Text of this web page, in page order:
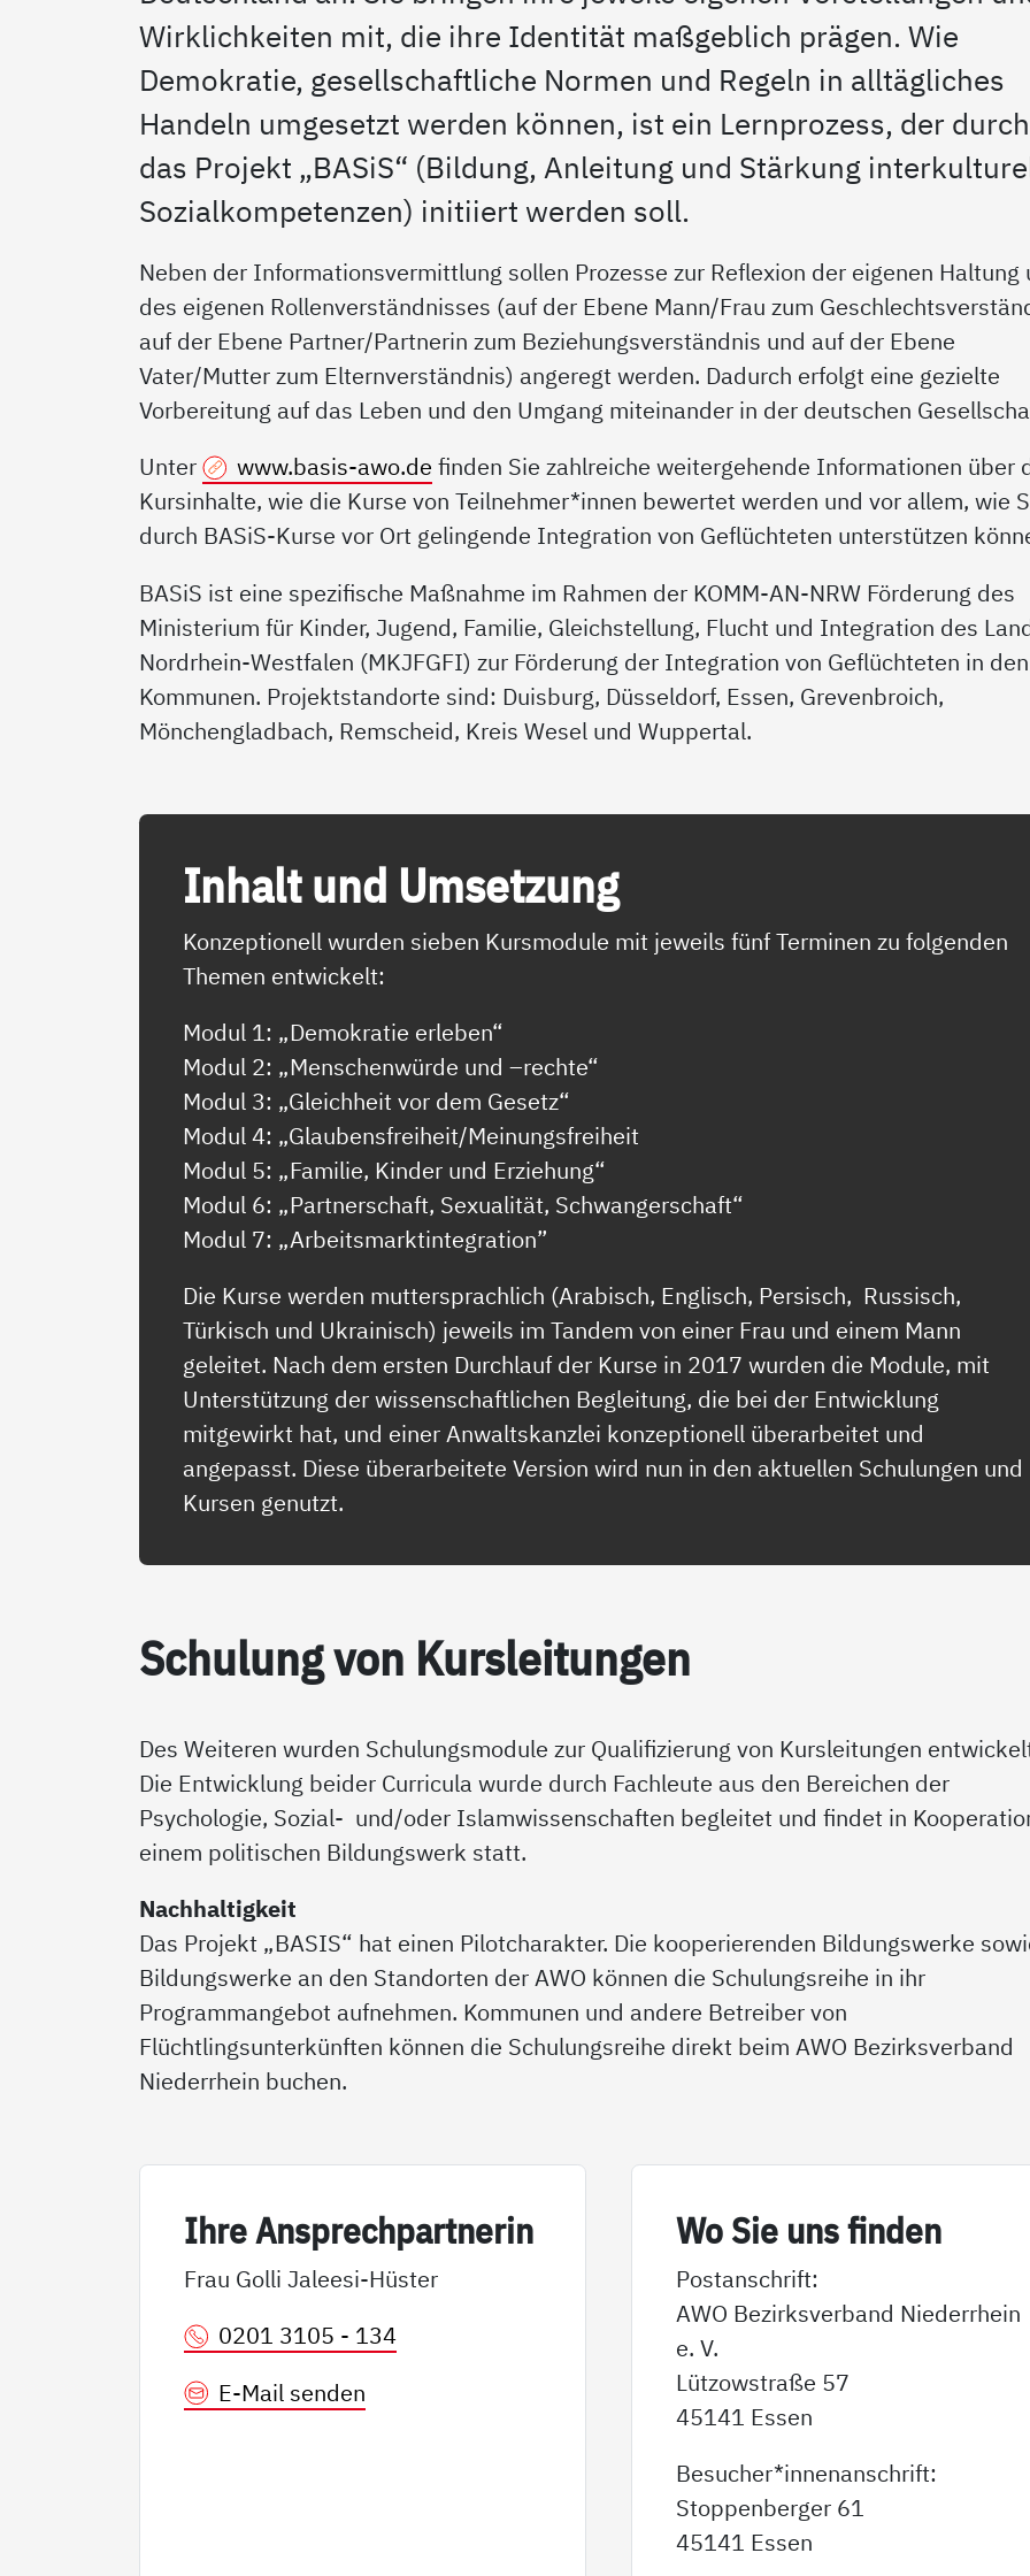
Wirklichkeiten mit, die ihre Identität maßgeblich prägen. Wie
Demokratie, gesellschaftliche Normen und Regeln in alltägliches
Handeln umgesetzt werden können, ist ein Lernprozess, der durch
das Projekt „BASiS“ (Bildung, Anleitung und Stärkung
Sozialkompetenzen) initiiert werden soll.
Neben der Informationsvermittlung sollen Prozesse zur Reflexion der eigenen Haltung
des eigenen Rollenverständnisses (auf der Ebene Mann/Frau zum
auf der Ebene Partner/Partnerin zum Beziehungsverständnis und auf der Ebene
Vater/Mutter zum Elternverständnis) angeregt werden. Dadurch erfolgt eine gezielte
Vorbereitung auf das Leben und den Umgang miteinander in der deutschen
Unter
www.basis-awo.de finden Sie zahlreiche weitergehende Informationen über
Kursinhalte, wie die Kurse von Teilnehmer*innen bewertet werden und vor allem, wie
durch BASiS-Kurse vor Ort gelingende Integration von Geflüchteten unterstützen
BASiS ist eine spezifische Maßnahme im Rahmen der KOMM-AN-NRW Förderung des
Ministerium für Kinder, Jugend, Familie, Gleichstellung, Flucht und Integration des
Nordrhein-Westfalen (MKJFGFI) zur Förderung der Integration von Geflüchteten in den
Kommunen. Projektstandorte sind: Duisburg, Düsseldorf, Essen, Grevenbroich,
Mönchengladbach, Remscheid, Kreis Wesel und Wuppertal.
In­halt und Um­set­zung
Konzeptionell wurden sieben Kursmodule mit jeweils fünf Terminen zu folgenden
Themen entwickelt:
Modul 1: „Demokratie erleben“
Modul 2: „Menschenwürde und –rechte“
Modul 3: „Gleichheit vor dem Gesetz“
Modul 4: „Glaubensfreiheit/Meinungsfreiheit
Modul 5: „Familie, Kinder und Erziehung“
Modul 6: „Partnerschaft, Sexualität, Schwangerschaft“
Modul 7: „Arbeitsmarktintegration”
Die Kurse werden muttersprachlich (Arabisch, Englisch, Persisch, Russisch,
Türkisch und Ukrainisch) jeweils im Tandem von einer Frau und einem Mann
geleitet. Nach dem ersten Durchlauf der Kurse in 2017 wurden die Module, mit
Unterstützung der wissenschaftlichen Begleitung, die bei der Entwicklung
mitgewirkt hat, und einer Anwaltskanzlei konzeptionell überarbeitet und
angepasst. Diese überarbeitete Version wird nun in den aktuellen Schulungen und
Kursen genutzt.
Schu­lung von Kurs­lei­tun­gen
Des Weiteren wurden Schulungsmodule zur Qualifizierung von Kursleitungen
Die Entwicklung beider Curricula wurde durch Fachleute aus den Bereichen der
Psychologie, Sozial- und/oder Islamwissenschaften begleitet und findet in
einem politischen Bildungswerk statt.
Nachhaltigkeit
Das Projekt „BASIS“ hat einen Pilotcharakter. Die kooperierenden Bildungswerke
Bildungswerke an den Standorten der AWO können die Schulungsreihe in ihr
Programmangebot aufnehmen. Kommunen und andere Betreiber von
Flüchtlingsunterkünften können die Schulungsreihe direkt beim AWO Bezirksverband
Niederrhein buchen.
Ih­re An­sp­rech­part­ne­rin
Frau Golli Jaleesi-Hüster
0201 3105 - 134
E-Mail senden
Wo Sie uns fin­den
Postanschrift:
AWO Bezirksverband Niederrhein
e. V.
Lützowstraße 57
45141 Essen
Besucher*innenanschrift:
Stoppenberger 61
45141 Essen